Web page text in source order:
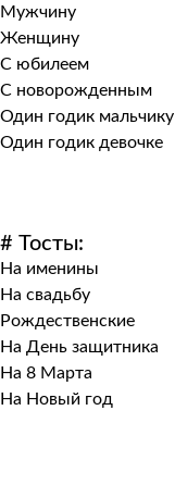
Мужчину
Женщину
С юбилеем
С новорожденным
Один годик мальчику
Один годик девочке
# Тосты:
На именины
На свадьбу
Рождественские
На День защитника
На 8 Марта
На Новый год